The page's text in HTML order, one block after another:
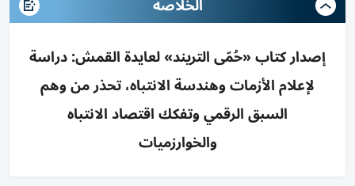
إصدار كتاب «حُمّى التريند» لعايدة القمش: دراسة
لإعلام الأزمات وهندسة الانتباه، تحذر من وهم
السبق الرقمي وتفكك اقتصاد الانتباه
والخوارزميات